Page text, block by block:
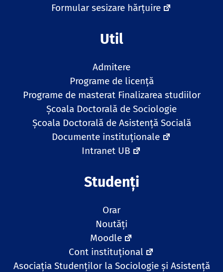
Formular sesizare hărțuire
Util
Admitere
Programe de licență
Programe de masterat Finalizarea studiilor
Școala Doctorală de Sociologie
Școala Doctorală de Asistență Socială
Documente instituționale
Intranet UB
Studenți
Orar
Noutăți
Moodle
Cont instituțional
Asociația Studenților la Sociologie și Asistență